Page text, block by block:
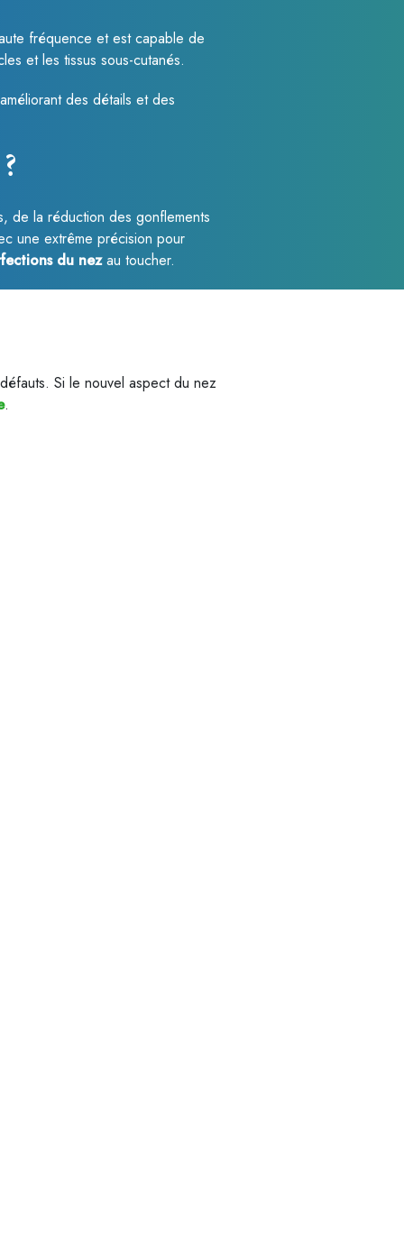
fréquence et est capable de
et les tissus sous-cutanés.
des détails et des
de la réduction des gonflements
une extrême précision pour
du nezau toucher.
Si le nouvel aspect du nez
.